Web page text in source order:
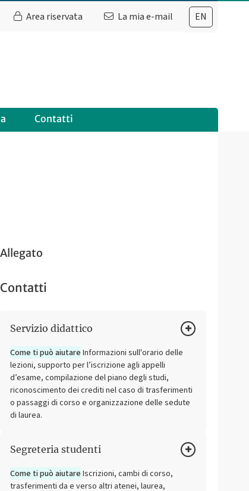
EN
Area riservata La mia e-mail
Contatti
Allegato
Contatti
Servizio didattico
Come ti può aiutareInformazioni sull'orario delle
lezioni, supporto per l’iscrizione agli appelli
d’esame, compilazione del piano degli studi,
riconoscimento dei crediti nel caso di trasferimenti
o passaggi di corso e organizzazione delle sedute
di laurea.
Segreteria studenti
Come ti può aiutareIscrizioni, cambi di corso,
trasferimenti da e verso altri atenei, laurea,